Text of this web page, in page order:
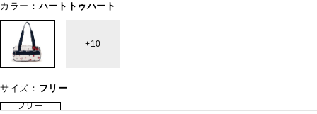
カラー： ハートトゥハート
10
サイズ： フリー
フリー